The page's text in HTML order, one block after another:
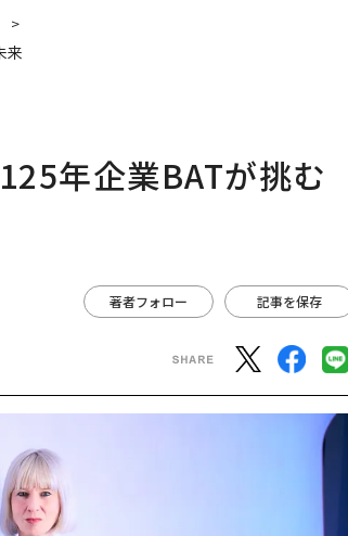
来
年企業BATが挑む
著者フォロー 記事を保存